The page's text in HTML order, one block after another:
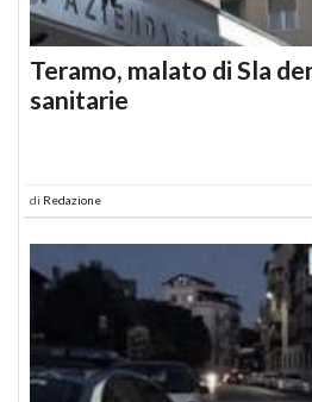
Teramo, malato di Sla
sanitarie
di Redazione